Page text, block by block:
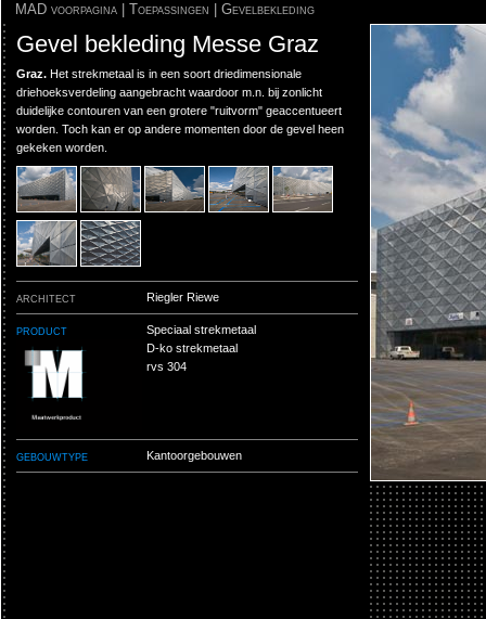
MAD voorpagina Toepassingen Gevelbekleding
Gevel bekleding Messe Graz
Graz. Het strekmetaal is in een soort driedimensionale
driehoeksverdeling aangebracht waardoor m.n. bij zonlicht
duidelijke contouren van een grotere "ruitvorm" geaccentueert
worden. Toch kan er op andere momenten door de gevel heen
gekeken worden.
architect Riegler Riewe
product
Speciaal strekmetaal
D-ko strekmetaal
rvs 304
gebouwtype Kantoorgebouwen